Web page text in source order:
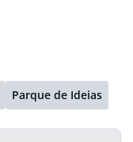
Parque de Ideias